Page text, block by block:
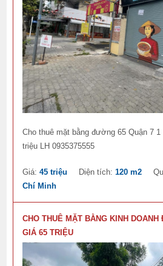
Cho thuê mặt bằng đường 65 Quận 7
triệu LH 0935375555
Giá:45 triệu Diện tích:120 m2
Chí Minh
CHO THUÊ MẶT BẰNG KINH
GIÁ 65 TRIỆU